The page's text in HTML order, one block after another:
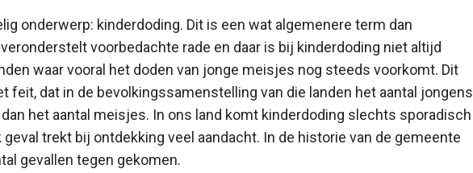
onderwerp: kinderdoding. Dit is een wat algemenere term dan
voorbedachte rade en daar is bij kinderdoding niet altijd
waar vooral het doden van jonge meisjes nog steeds voorkomt. Dit
feit, dat in de bevolkingssamenstelling van die landen het aantal jongens
het aantal meisjes. In ons land komt kinderdoding slechts sporadisch
trekt bij ontdekking veel aandacht. In de historie van de gemeente
gevallen tegen gekomen.